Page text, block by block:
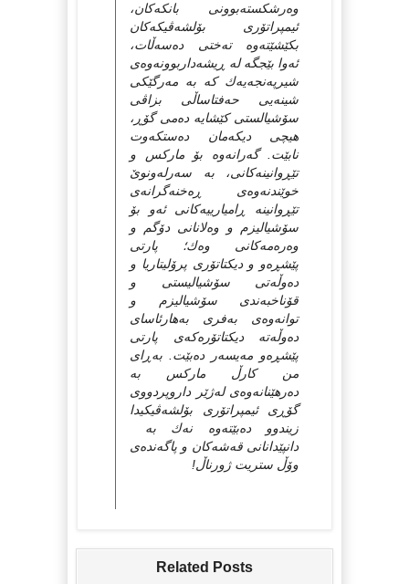
وه‌رشکسته‌بوونی بانکه‌کان،
ئیمپراتۆری بۆلشه‌ڤیکه‌کان
بکێشێته‌وه‌ ته‌ختی ده‌سه‌ڵات،
ئه‌وا بێجگه‌ له‌ ڕیشه‌داربوونه‌وه‌ی
شیرپه‌نجه‌یه‌ك که‌ به‌ مه‌رگێکی
شینه‌یی حه‌فتاساڵی بزاڤی
سۆشیالستی کێشایه‌ ده‌می گۆڕ،
هیچی دیکه‌مان ده‌ستکه‌وت
نابێت. گه‌رانه‌وه‌ بۆ مارکس و
تێڕوانینه‌کانی، به‌ سه‌رله‌ونوێ
خوێندنه‌وه‌ی ڕه‌خنه‌گرانه‌ی
تێڕوانینه‌ ڕامیارییه‌کانی ئه‌و بۆ
سۆشیالیزم و وه‌لانانی دۆگم و
وه‌ره‌مه‌کانی وه‌ك؛ پارتی
پێشڕه‌و و دیکتاتۆری پرۆلیتاریا و
ده‌وڵه‌تی سۆشیالیستی و
قۆناخبه‌ندی سۆشیالیزم و
توانه‌وه‌ی به‌فری به‌هارئاسای
ده‌وڵه‌ته‌ دیکتاتۆره‌که‌ی پارتی
پێشڕه‌و مه‌یسه‌ر ده‌بێت. به‌ڕای
من کارڵ مارکس به‌
ده‌رهێنانه‌وه‌ی له‌ژێر داروپردووی
گۆڕی ئیمپراتۆری بۆلشه‌ڤیکیدا
زیندوو ده‌بێته‌وه‌ نه‌ك به‌
دانپێدانانی قه‌شه‌کان و پاگه‌نده‌ی
وۆڵ ستریت ژورناڵ!
Related Posts